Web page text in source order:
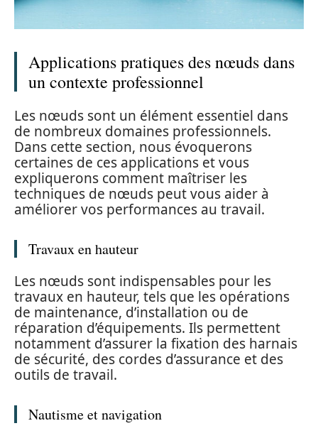
Applications pratiques des nœuds dans
un contexte professionnel
Les nœuds sont un élément essentiel dans
de nombreux domaines professionnels.
Dans cette section, nous évoquerons
certaines de ces applications et vous
expliquerons comment maîtriser les
techniques de nœuds peut vous aider à
améliorer vos performances au travail.
Travaux en hauteur
Les nœuds sont indispensables pour les
travaux en hauteur, tels que les opérations
de maintenance, d’installation ou de
réparation d’équipements. Ils permettent
notamment d’assurer la fixation des harnais
de sécurité, des cordes d’assurance et des
outils de travail.
Nautisme et navigation